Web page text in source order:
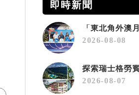
即時新聞
2026-08-08
2026-08-07